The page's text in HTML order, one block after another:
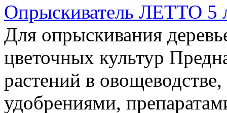
Опрыскиватель ЛЕТТО 5
Для опрыскивания
цветочных культур
растений в овощеводстве,
удобрениями,